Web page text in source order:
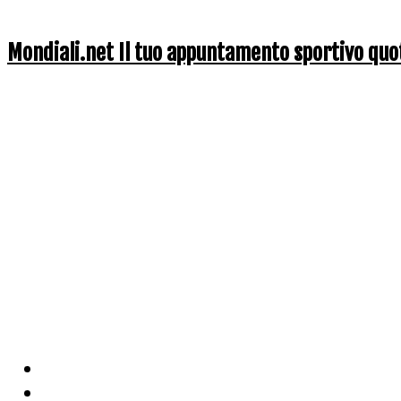
Mondiali.net Il tuo appuntamento sportivo